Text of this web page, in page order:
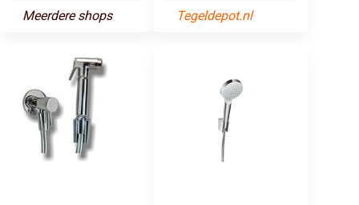
Meerdere shops
Tegeldepot.nl